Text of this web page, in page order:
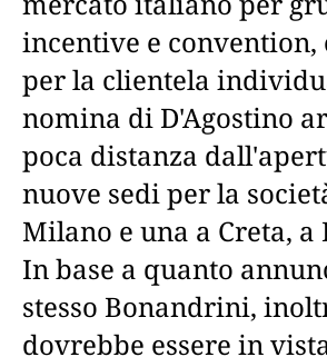
incentive e convention,
per la clientela
nomina di D'Agostino
poca distanza
nuove sedi per la
Milano e una a Creta,
In base a quanto
stesso Bonandrini,
dovrebbe essere in